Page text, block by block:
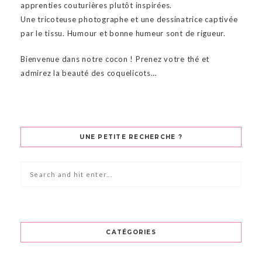
apprenties couturières plutôt inspirées.
Une tricoteuse photographe et une dessinatrice captivée
par le tissu. Humour et bonne humeur sont de rigueur.
Bienvenue dans notre cocon ! Prenez votre thé et
admirez la beauté des coquelicots…
UNE PETITE RECHERCHE ?
CATÉGORIES